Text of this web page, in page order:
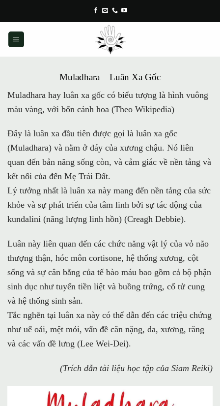
content
Muladhara – Luân Xa Gốc
Muladhara hay luân xa gốc có biểu tượng là hình vuông
màu vàng, với bốn cánh hoa (Theo Wikipedia)
Đây là luân xa đầu tiên được gọi là luân xa gốc
(Muladhara) và nằm ở đáy của xương chậu. Nó liên
quan đến bản năng sống còn, và cảm giác về nền tảng và
kết nối của đến Mẹ Trái Đất.
Lý tưởng nhất là luân xa này mang đến nền tảng của sức
khỏe và sự phát triển của tâm linh bởi sự tác động của
kundalini (năng lượng linh hồn) (Creagh Debbie).
Luân này liên quan đến các chức năng vật lý của vỏ não
thượng thận, hóc môn cortisone, hệ thống xương, cột
sống và sự cân bằng của tế bào máu bao gồm cả bộ phận
sinh dục như tuyến tiền liệt và buồng trứng, cổ tử cung
và hệ thống sinh sản.
Tắc nghẽn tại luân xa này có thể dẫn đến các triệu chứng
như uể oải, mệt mỏi, vấn đề cân nặng, da, xương, răng
và các vấn đề lưng (Lee Wei-Dei).
(Trích dẫn tài liệu học tập của Siam Reiki)